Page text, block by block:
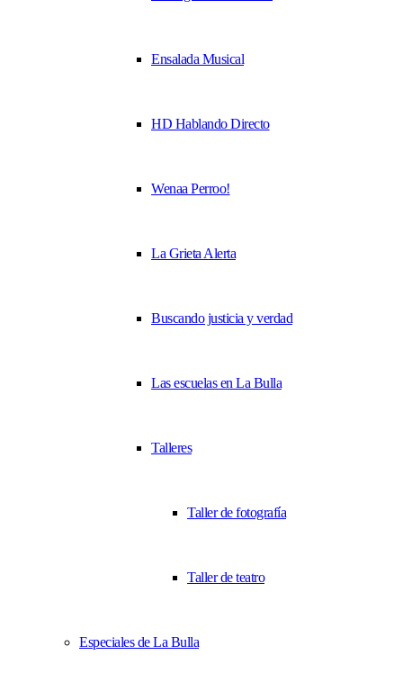
Ensalada Musical
HD Hablando Directo
Wenaa Perroo!
La Grieta Alerta
Buscando justicia y verdad
Las escuelas en La Bulla
Talleres
Taller de fotografía
Taller de teatro
Especiales de La Bulla